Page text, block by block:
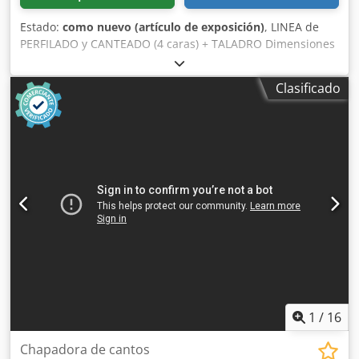
Estado: como nuevo (artículo de exposición), LINEA de
PERFILADO y CANTEADO (4 caras) + TALADRO Dimensiones
del panel: min. mm 195 x 250 x 60 / max. mm 1200 x 2500 x
60 Cedpfx Agozrd Dhe Soha Compuesta por las máquinas
siguientes: 202005a) 1° Combinada (Perfiladora-
canteadora) doble "HOMAG" Mod. KFL 325/ M1 / C
202005b) Gira-piezas (90° desde longitudinal a transversal)
"WEEKE" Mod. BST 503
Clasificado
1 / 16
Chapadora de cantos